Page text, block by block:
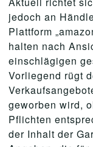
jedoch an
Plattform
halten nach
einschlägigen
Vorliegend rügt
geworben wird,
Pflichten
der Inhalt der